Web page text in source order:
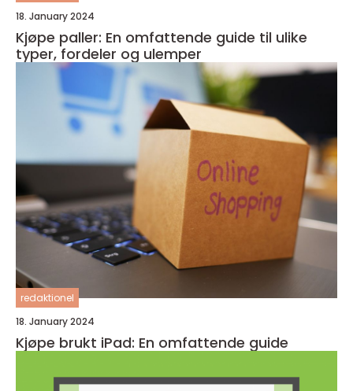
18. January 2024
Kjøpe paller: En omfattende guide til ulike
typer, fordeler og ulemper
redaktionel
18. January 2024
Kjøpe brukt iPad: En omfattende guide